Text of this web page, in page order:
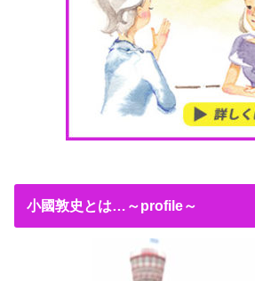
小國敦史とは…～profile～